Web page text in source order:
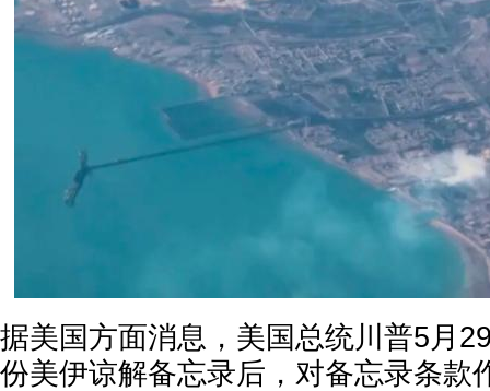
据美国方面消息，美国总统川普5月
份美伊谅解备忘录后，对备忘录条款